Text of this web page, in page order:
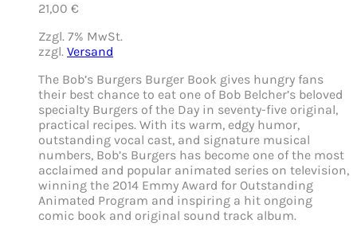
21,00 €
Zzgl. 7% MwSt.
zzgl. Versand
The Bob’s Burgers Burger Book gives hungry fans
their best chance to eat one of Bob Belcher’s beloved
specialty Burgers of the Day in seventy-five original,
practical recipes. With its warm, edgy humor,
outstanding vocal cast, and signature musical
numbers, Bob’s Burgers has become one of the most
acclaimed and popular animated series on television,
winning the 2014 Emmy Award for Outstanding
Animated Program and inspiring a hit ongoing
comic book and original sound track album.